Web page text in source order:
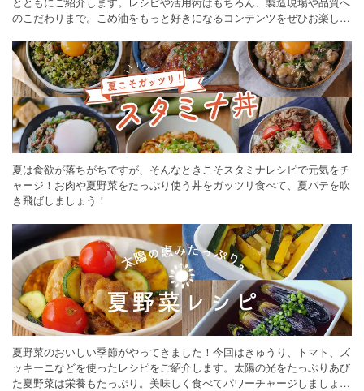
のこだわりまで。こめ油をもっと好きになるコンテンツをぜひお楽しみ
夏は食欲が落ちがちですが、そんなときこそスタミナレシピで元気をチ
ャージ！お肉や夏野菜をたっぷり使う丼をガッツリ食べて、夏バテを吹
き飛ばしましょう！
夏野菜のおいしい季節がやってきました！今回はきゅうり、トマト、ズ
ッキーニなどを使ったレシピをご紹介します。太陽の光をたっぷりあび
た夏野菜は栄養もたっぷり。美味しく食べてパワーチャージしましょう